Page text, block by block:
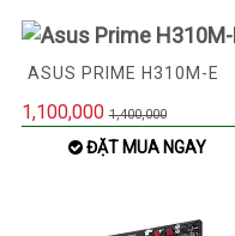
ASUS PRIME H310M-E
1,100,000 1,400,000
ĐẶT MUA NGAY